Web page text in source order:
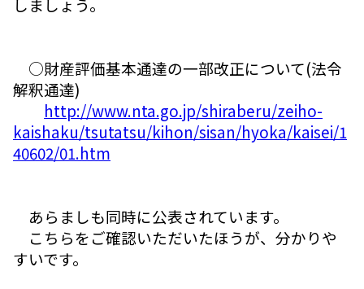
しましょう。
○財産評価基本通達の一部改正について(法令
解釈通達)
http://www.nta.go.jp/shiraberu/zeiho-
kaishaku/tsutatsu/kihon/sisan/hyoka/kaisei/1
40602/01.htm
あらましも同時に公表されています。
こちらをご確認いただいたほうが、分かりや
すいです。